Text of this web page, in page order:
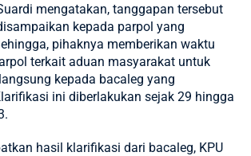
mengatakan, tanggapan tersebut
kepada parpol yang
pihaknya memberikan waktu
terkait aduan masyarakat untuk
kepada bacaleg yang
ini diberlakukan sejak 29 hingga
hasil klarifikasi dari bacaleg, KPU